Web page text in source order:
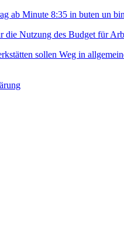
ab Minute 8:35 in buten un
die Nutzung des Budget für
sollen Weg in